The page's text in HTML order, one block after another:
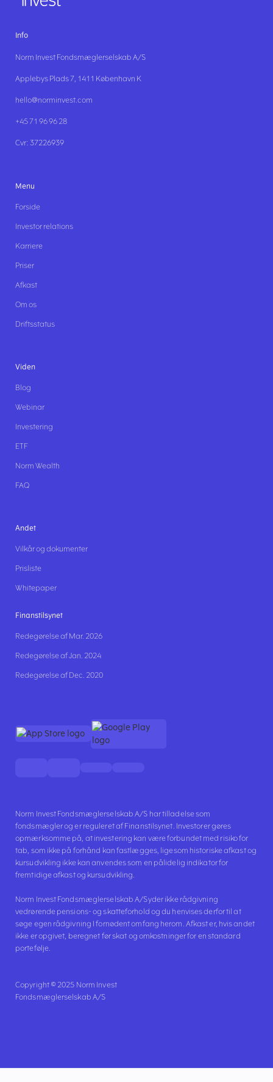
Info
Norm Invest Fondsmæglerselskab A/S
Applebys Plads 7, 1411 København K
hello@norminvest.com
+45 71 96 96 28
Cvr: 37226939
Menu
Forside
Investor relations
Karriere
Priser
Afkast
Om os
Driftsstatus
Viden
Blog
Webinar
Investering
ETF
Norm Wealth
FAQ
Andet
Vilkår og dokumenter
Prisliste
Whitepaper
Finanstilsynet
Redegørelse af Mar. 2026
Redegørelse af Jan. 2024
Redegørelse af Dec. 2020
Norm Invest Fondsmæglerselskab A/S har tilladelse som
fondsmægler og er reguleret af Finanstilsynet. Investorer gøres
opmærksomme på, at investering kan være forbundet med risiko for
tab, som ikke på forhånd kan fastlægges, ligesom historiske afkast og
kursudvikling ikke kan anvendes som en pålidelig indikator for
fremtidige afkast og kursudvikling.
Norm Invest Fondsmæglerselskab A/S yder ikke rådgivning
vedrørende pensions- og skatteforhold og du henvises derfor til at
søge egen rådgivning I fornødent omfang herom. Afkast er, hvis andet
ikke er opgivet, beregnet før skat og omkostninger for en standard
portefølje.
Copyright © 2025 Norm Invest
Fondsmæglerselskab A/S